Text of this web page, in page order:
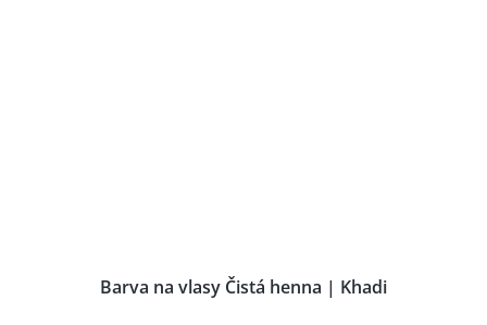
Barva na vlasy Čistá henna | Khadi